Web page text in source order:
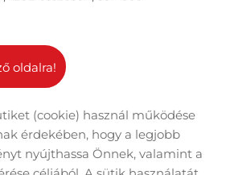
oldalra!
(cookie) használ működése
érdekében, hogy a legjobb
nyújthassa Önnek, valamint a